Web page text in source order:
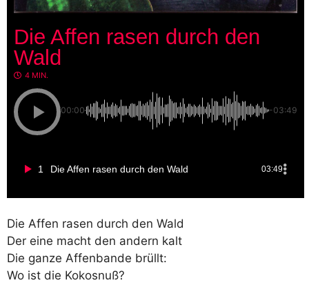
Die Affen rasen durch den
Wald
4 MIN.
00:00 -03:49
1 Die Affen rasen durch den Wald 03:49
Die Affen rasen durch den Wald
Der eine macht den andern kalt
Die ganze Affenbande brüllt:
Wo ist die Kokosnuß?